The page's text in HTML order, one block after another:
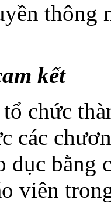
thông
kết
chức
các
dục bằng
viên